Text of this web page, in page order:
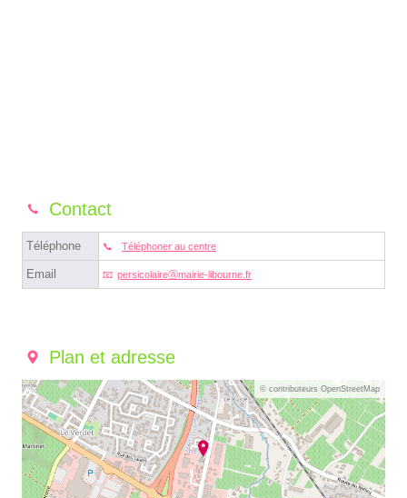
Contact
Téléphone Téléphoner au centre
Email persicolaireⓐmairie-libourne.fr
Plan et adresse
© contributeurs OpenStreetMap